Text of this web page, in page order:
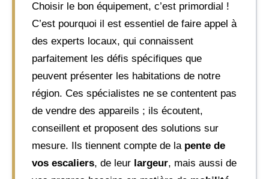
Choisir le bon équipement, c’est primordial !
C’est pourquoi il est essentiel de faire appel à
des experts locaux, qui connaissent
parfaitement les défis spécifiques que
peuvent présenter les habitations de notre
région. Ces spécialistes ne se contentent pas
de vendre des appareils ; ils écoutent,
conseillent et proposent des solutions sur
mesure. Ils tiennent compte de la pente de
vos escaliers, de leur largeur, mais aussi de